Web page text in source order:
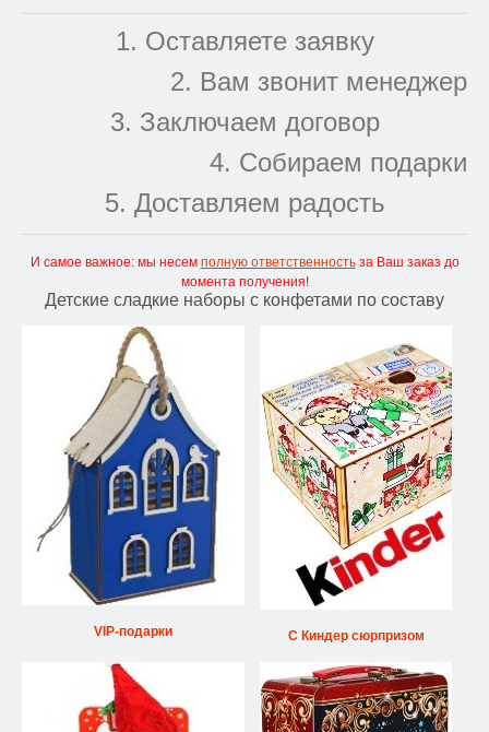
1. Оставляете заявку
2. Вам звонит менеджер
3. Заключаем договор
4. Собираем подарки
5. Доставляем радость
И самое важное: мы несем полную ответственностьза Ваш заказ до
момента получения!
Детские сладкие наборы с конфетами по составу
VIP-подарки С Киндер сюрпризом